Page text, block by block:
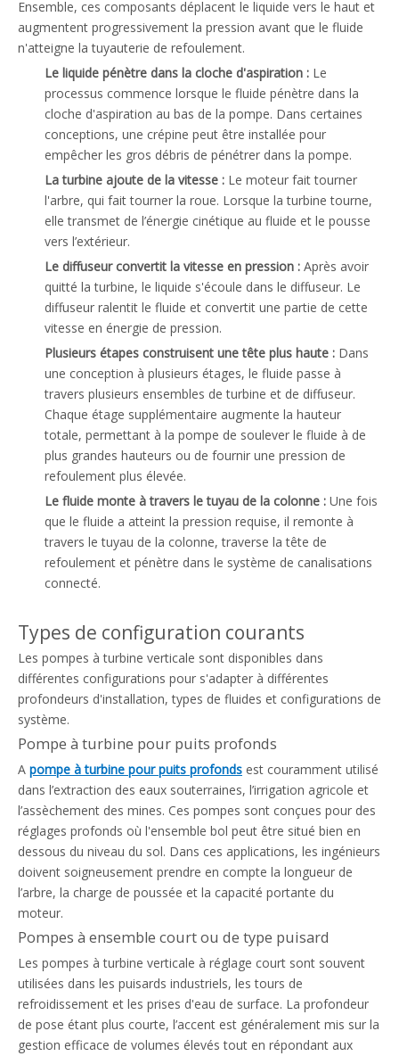
Ensemble, ces composants déplacent le liquide vers le haut et
augmentent progressivement la pression avant que le fluide
n'atteigne la tuyauterie de refoulement.
Le liquide pénètre dans la cloche d'aspiration : Le
processus commence lorsque le fluide pénètre dans la
cloche d'aspiration au bas de la pompe. Dans certaines
conceptions, une crépine peut être installée pour
empêcher les gros débris de pénétrer dans la pompe.
La turbine ajoute de la vitesse : Le moteur fait tourner
l'arbre, qui fait tourner la roue. Lorsque la turbine tourne,
elle transmet de l’énergie cinétique au fluide et le pousse
vers l’extérieur.
Le diffuseur convertit la vitesse en pression : Après avoir
quitté la turbine, le liquide s'écoule dans le diffuseur. Le
diffuseur ralentit le fluide et convertit une partie de cette
vitesse en énergie de pression.
Plusieurs étapes construisent une tête plus haute : Dans
une conception à plusieurs étages, le fluide passe à
travers plusieurs ensembles de turbine et de diffuseur.
Chaque étage supplémentaire augmente la hauteur
totale, permettant à la pompe de soulever le fluide à de
plus grandes hauteurs ou de fournir une pression de
refoulement plus élevée.
Le fluide monte à travers le tuyau de la colonne : Une fois
que le fluide a atteint la pression requise, il remonte à
travers le tuyau de la colonne, traverse la tête de
refoulement et pénètre dans le système de canalisations
connecté.
Types de configuration courants
Les pompes à turbine verticale sont disponibles dans
différentes configurations pour s'adapter à différentes
profondeurs d'installation, types de fluides et configurations de
système.
Pompe à turbine pour puits profonds
A pompe à turbine pour puits profonds est couramment utilisé
dans l’extraction des eaux souterraines, l’irrigation agricole et
l’assèchement des mines. Ces pompes sont conçues pour des
réglages profonds où l'ensemble bol peut être situé bien en
dessous du niveau du sol. Dans ces applications, les ingénieurs
doivent soigneusement prendre en compte la longueur de
l’arbre, la charge de poussée et la capacité portante du
moteur.
Pompes à ensemble court ou de type puisard
Les pompes à turbine verticale à réglage court sont souvent
utilisées dans les puisards industriels, les tours de
refroidissement et les prises d'eau de surface. La profondeur
de pose étant plus courte, l’accent est généralement mis sur la
gestion efficace de volumes élevés tout en répondant aux